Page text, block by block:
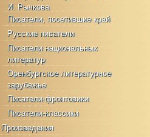
И. Рычкова
Писатели, посетившие край
Русские писатели
Писатели национальных
литератур
Оренбургское литературное
зарубежье
Писатели-фронтовики
Писатели-классики
Произведения